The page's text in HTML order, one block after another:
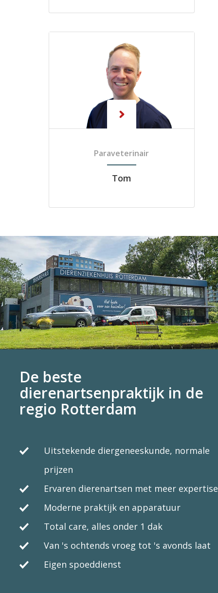
Paraveterinair
Tom
De beste
dierenartsenpraktijk in de
regio Rotterdam
Uitstekende diergeneeskunde, normale
prijzen
Ervaren dierenartsen met meer expertise
Moderne praktijk en apparatuur
Total care, alles onder 1 dak
Van 's ochtends vroeg tot 's avonds laat
Eigen spoeddienst